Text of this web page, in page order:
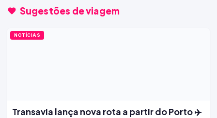
Sugestões de viagem
NOTÍCIAS
Transavia lança nova rota a partir do Porto ✈️